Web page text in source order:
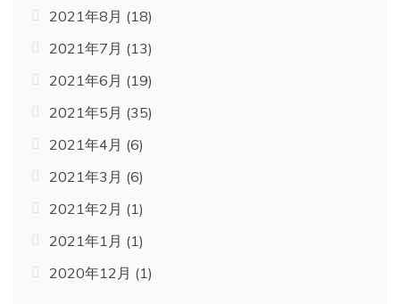
2021年8月 (18)
2021年7月 (13)
2021年6月 (19)
2021年5月 (35)
2021年4月 (6)
2021年3月 (6)
2021年2月 (1)
2021年1月 (1)
2020年12月 (1)